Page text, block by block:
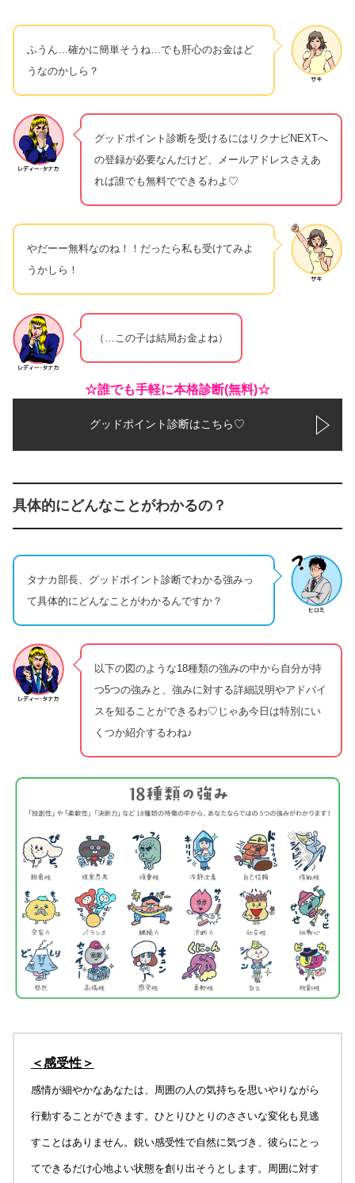
ふうん…確かに簡単そうね…でも肝心のお金はど
うなのかしら？
グッドポイント診断を受けるにはリクナビNEXTへ
の登録が必要なんだけど、メールアドレスさえあ
れば誰でも無料でできるわよ♡
やだーー無料なのね！！だったら私も受けてみよ
うかしら！
（…この子は結局お金よね）
☆誰でも手軽に本格診断(無料)☆
グッドポイント診断はこちら♡
具体的にどんなことがわかるの？
タナカ部長、グッドポイント診断でわかる強みっ
て具体的にどんなことがわかるんですか？
以下の図のような18種類の強みの中から自分が持
つ5つの強みと、強みに対する詳細説明やアドバイ
スを知ることができるわ♡じゃあ今日は特別にい
くつか紹介するわね♪
＜感受性＞
感情が細やかなあなたは、周囲の人の気持ちを思いやりながら
行動することができます。ひとりひとりのささいな変化も見逃
すことはありません。鋭い感受性で自然に気づき、彼らにとっ
てできるだけ心地よい状態を創り出そうとします。周囲に対す